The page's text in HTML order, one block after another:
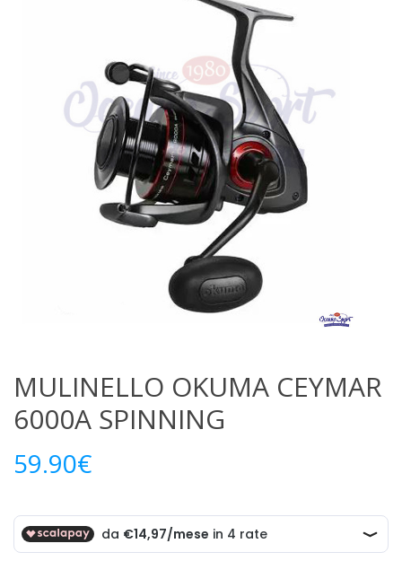
MULINELLO OKUMA CEYMAR
6000A SPINNING
59.90€